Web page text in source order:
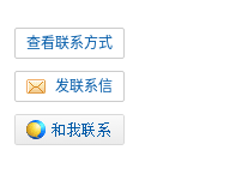
查看联系方式
发联系信